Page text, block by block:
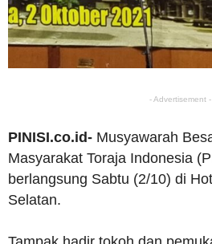
- Advertisement -
PINISI.co.id- Musyawarah
Masyarakat Toraja Indonesia
berlangsung Sabtu (2/10) di
Selatan.